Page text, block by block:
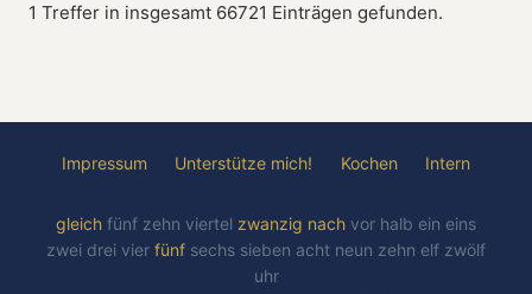
1 Treffer in insgesamt 66721 Einträgen gefunden.
Impressum Unterstütze mich! Kochen Intern
gleich fünf zehn viertel zwanzig nach vor halb ein eins
zwei drei vier fünf sechs sieben acht neun zehn elf zwölf
uhr